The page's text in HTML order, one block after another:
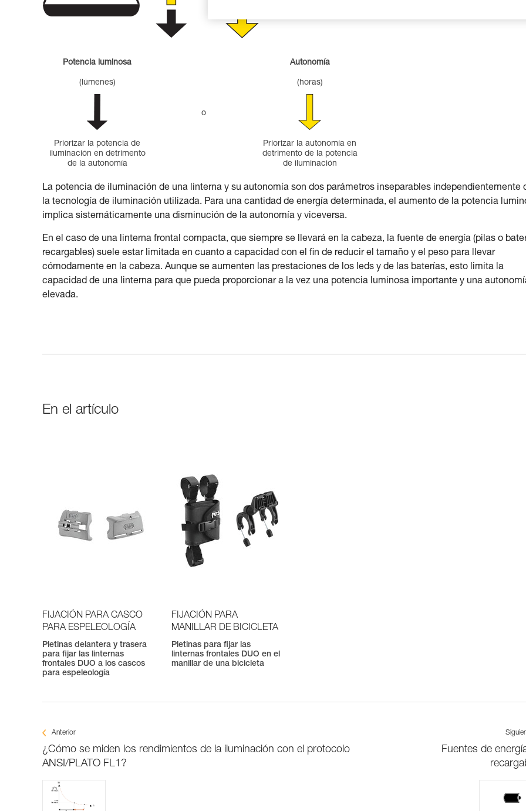
Potencia luminosa
(lúmenes)
Autonomía
(horas)
o
Priorizar la potencia de
iluminación en detrimento
de la autonomía
Priorizar la autonomía en
detrimento de la potencia
de iluminación
La potencia de iluminación de una linterna y su autonomía son dos parámetros inseparables independientemente
la tecnología de iluminación utilizada. Para una cantidad de energía determinada, el aumento de la potencia
implica sistemáticamente una disminución de la autonomía y viceversa.
En el caso de una linterna frontal compacta, que siempre se llevará en la cabeza, la fuente de energía (pilas o
recargables) suele estar limitada en cuanto a capacidad con el fin de reducir el tamaño y el peso para llevar
cómodamente en la cabeza. Aunque se aumenten las prestaciones de los leds y de las baterías, esto limita la
capacidad de una linterna para que pueda proporcionar a la vez una potencia luminosa importante y una
elevada.
En el artículo
FIJACIÓN PARA CASCO
PARA ESPELEOLOGÍA
Pletinas delantera y trasera
para fijar las linternas
frontales DUO a los cascos
para espeleología
FIJACIÓN PARA
MANILLAR DE BICICLETA
Pletinas para fijar las
linternas frontales DUO en el
manillar de una bicicleta
Anterior
¿Cómo se miden los rendimientos de la iluminación con el protocolo
ANSI/PLATO FL1?
Fuentes de